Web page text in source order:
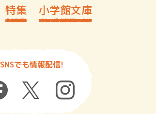
特集 小学館文庫
SNSでも情報配信!